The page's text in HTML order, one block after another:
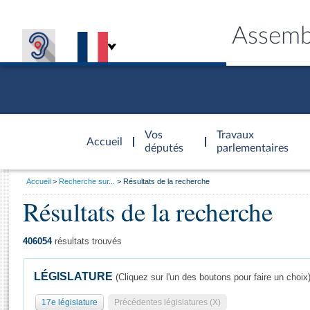
Accueil
d'accueil
Vos
députés
Travaux
parlementaires
Général
Vous
Accueil Recherche sur... Résultats de la recherche
Résultats de la recherche
406054résultats trouvés
LÉGISLATURE (Cliquez sur l'un des boutons pour faire un choix)
17e législature Précédentes législatures (X)